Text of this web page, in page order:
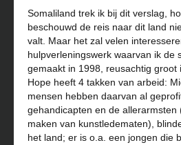
Somaliland trek ik bij dit verslag,
beschouwd de reis naar dit land
valt. Maar het zal velen
hulpverleningswerk waarvan ik de
gemaakt in 1998, reusachtig groot
Hope heeft 4 takken van arbeid:
mensen hebben daarvan al
gehandicapten en de allerarmsten
maken van kunstledematen),
het land; er is o.a. een jongen die